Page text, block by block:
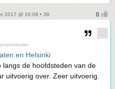
2017 @ 16:08 • 39
en Helsinki
de hoofdsteden van de
uitvoerig over. Zeer uitvoerig.